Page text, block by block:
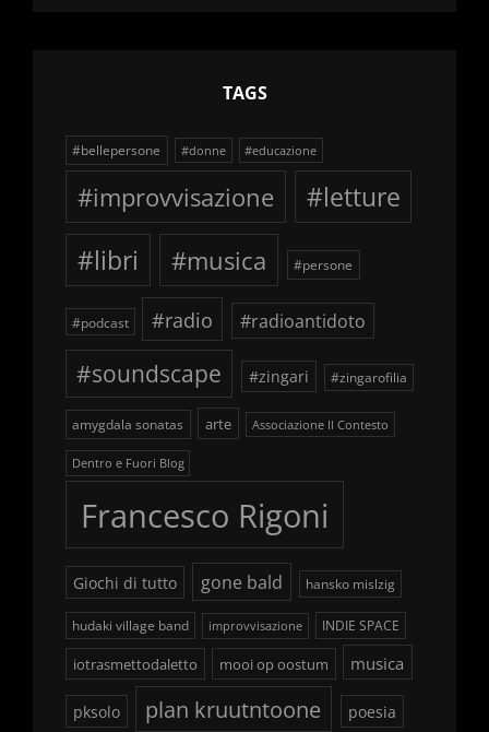
TAGS
#bellepersone #donne #educazione
#improvvisazione
#letture
#libri
#musica #persone
#podcast #radio #radioantidoto
#soundscape #zingari #zingarofilia
amygdala sonatas arte Associazione Il Contesto
Dentro e Fuori Blog
Francesco Rigoni
Giochi di tutto gone bald hansko mislzig
hudaki village band improvvisazione INDIE SPACE
iotrasmettodaletto mooi op oostum musica
pksolo plan kruutntoone poesia